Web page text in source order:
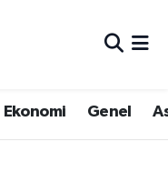
Ekonomi Genel